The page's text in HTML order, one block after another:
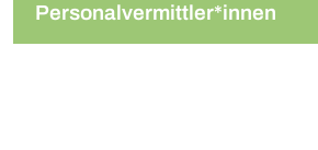
Personalvermittler*innen